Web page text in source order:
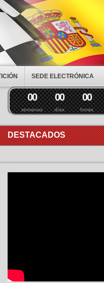
SEDE ELECTRÓNICA
semanas
00
días
00
horas
00
DESTACADOS